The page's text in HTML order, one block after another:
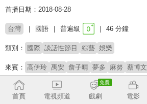
首播日期：2018-08-28
台灣 國語 普遍級 46 分鐘
類別： 國際 談話性節目 綜藝 娛樂
來賓： 高伊玲 禹安 詹子晴 夢多 麻努 蔡博文
主持：
小禎
首頁
電視頻道 戲劇 電影